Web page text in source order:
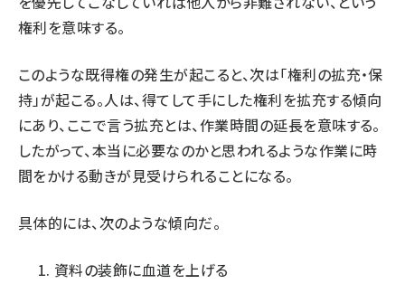
権利を意味する。
このような既得権の発生が起こると、次は「権利の拡充・保
持」が起こる。人は、得てして手にした権利を拡充する傾向
にあり、ここで言う拡充とは、作業時間の延長を意味する。
したがって、本当に必要なのかと思われるような作業に時
間をかける動きが見受けられることになる。
具体的には、次のような傾向だ。
資料の装飾に血道を上げる